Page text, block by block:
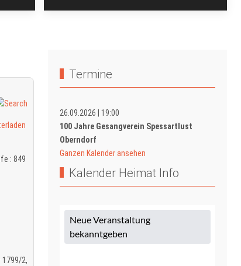
: 849
1799/2,
Termine
26.09.2026
19:00
100 Jahre Gesangverein Spessartlust
Oberndorf
Ganzen Kalender ansehen
Kalender Heimat Info